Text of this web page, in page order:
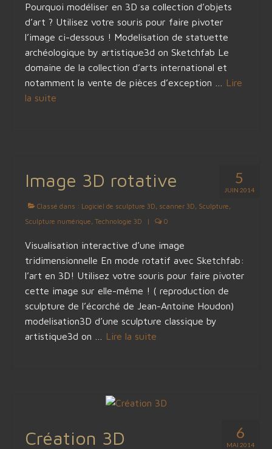
Pourquoi modéliser en 3D sa collection d’objets
d’art ? Utilisez votre souris pour faire pivoter
l’image ci-dessous ! Modelisation de statuette
archéologique by artistique3d on Sketchfab Le
domaine de la collection d’arts international et
notamment la vente de pièces d’exception …
Lire
la suite­­
5
JUIN 2014
Image 3D rotative
Classé dans : Logiciel de sculpture 3D scanner 3D Sculpture
Sculpture numérique Technologie 3D | 0
Visualisation interactive d’une image
tridimensionnelle En mode rotatif avec Sketchfab:
l’art en 3D! Utilisez votre souris pour faire pivoter
cette image sur elle-même ! ( reproduction de
sculpture de l’écorché de Jean-Antoine Houdon)
modelisation3D d’une sculpture classique by
artistique3d on …
Lire la suite­­
6
MAI 2014
Création 3D